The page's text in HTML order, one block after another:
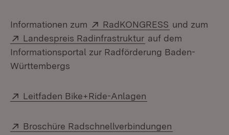
Informationen zum Extern:
RadKONGRESS (Öffnet in
und zum
Extern:
Landespreis Radinfrastruktur (Öffnet in neuem
auf dem
Informationsportal zur Radförderung Baden-
Württembergs
Extern:
Leitfaden Bike+Ride-Anlagen
Extern:
Broschüre Radschnellverbindungen